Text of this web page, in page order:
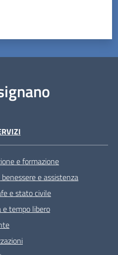
e formazione
e assistenza
e stato civile
e tempo libero